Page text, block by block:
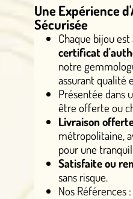
Une Expérience
Sécurisée
Chaque bijou
certificat
notre
assurant qualité
Présentée dans
être offerte ou
Livraison
métropolitaine,
pour une
Satisfaite ou
sans risque.
Nos Références